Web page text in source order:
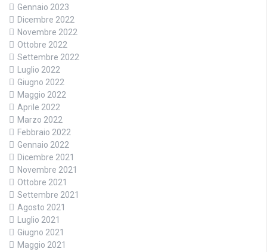
Gennaio 2023
Dicembre 2022
Novembre 2022
Ottobre 2022
Settembre 2022
Luglio 2022
Giugno 2022
Maggio 2022
Aprile 2022
Marzo 2022
Febbraio 2022
Gennaio 2022
Dicembre 2021
Novembre 2021
Ottobre 2021
Settembre 2021
Agosto 2021
Luglio 2021
Giugno 2021
Maggio 2021